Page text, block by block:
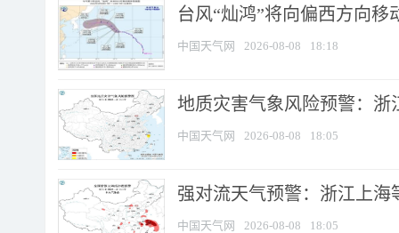
台风“灿鸿”将向偏西方向移
中国天气网 2026-08-08 18:18
地质灾害气象风险预警：
中国天气网 2026-08-08 18:05
强对流天气预警：浙江上海
中国天气网 2026-08-08 18:05